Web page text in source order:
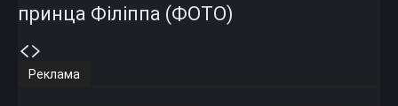
принца Філіппа (ФОТО)
Реклама